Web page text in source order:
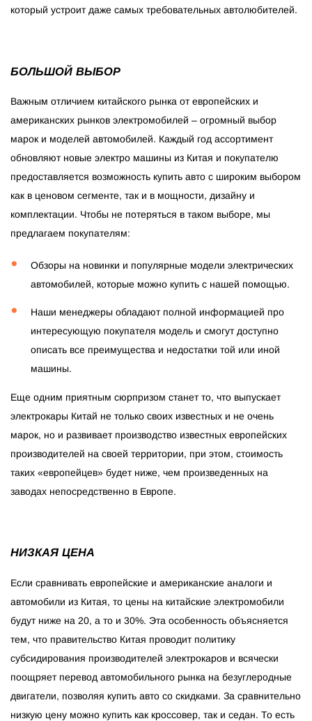
который устроит даже самых требовательных автолюбителей.
БОЛЬШОЙ ВЫБОР
Важным отличием китайского рынка от европейских и
американских рынков электромобилей – огромный выбор
марок и моделей автомобилей. Каждый год ассортимент
обновляют новые электро машины из Китая и покупателю
предоставляется возможность купить авто с широким выбором
как в ценовом сегменте, так и в мощности, дизайну и
комплектации. Чтобы не потеряться в таком выборе, мы
предлагаем покупателям:
Обзоры на новинки и популярные модели электрических
автомобилей, которые можно купить с нашей помощью.
Наши менеджеры обладают полной информацией про
интересующую покупателя модель и смогут доступно
описать все преимущества и недостатки той или иной
машины.
Еще одним приятным сюрпризом станет то, что выпускает
электрокары Китай не только своих известных и не очень
марок, но и развивает производство известных европейских
производителей на своей территории, при этом, стоимость
таких «европейцев» будет ниже, чем произведенных на
заводах непосредственно в Европе.
НИЗКАЯ ЦЕНА
Если сравнивать европейские и американские аналоги и
автомобили из Китая, то цены на китайские электромобили
будут ниже на 20, а то и 30%. Эта особенность объясняется
тем, что правительство Китая проводит политику
субсидирования производителей электрокаров и всячески
поощряет перевод автомобильного рынка на безуглеродные
двигатели, позволяя купить авто со скидками. За сравнительно
низкую цену можно купить как кроссовер, так и седан. То есть